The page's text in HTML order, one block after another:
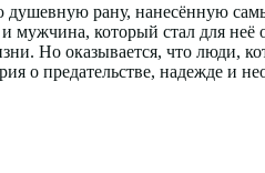
душевную рану, нанесённую
мужчина, который стал для
Но оказывается, что люди,
о предательстве, надежде и